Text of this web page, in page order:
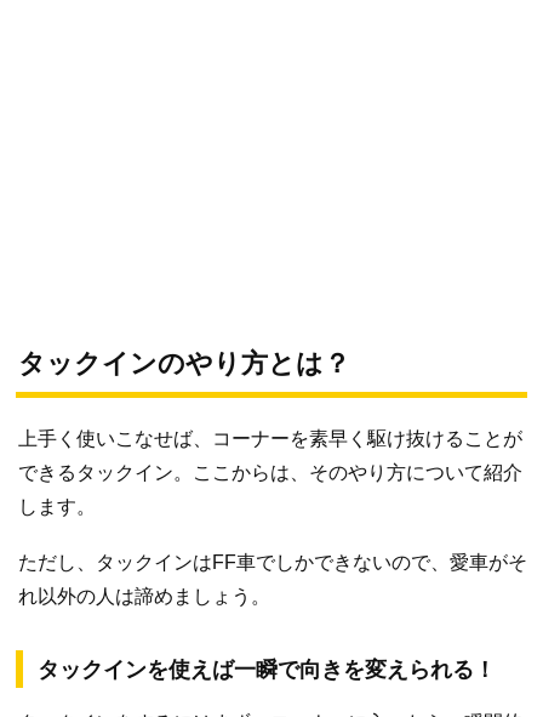
タックインのやり方とは？
上手く使いこなせば、コーナーを素早く駆け抜けることが
できるタックイン。ここからは、そのやり方について紹介
します。
ただし、タックインはFF車でしかできないので、愛車がそ
れ以外の人は諦めましょう。
タックインを使えば一瞬で向きを変えられる！